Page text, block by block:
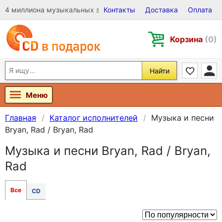
4 миллиона музыкальных записей на Виниле, CD и DVD
Контакты Доставка Оплата
Корзина (0)
Найти
Меню
Главная Каталог исполнителей
Музыка и песни
Bryan, Rad / Bryan, Rad
Музыка и песни Bryan, Rad / Bryan,
Rad
Все CD